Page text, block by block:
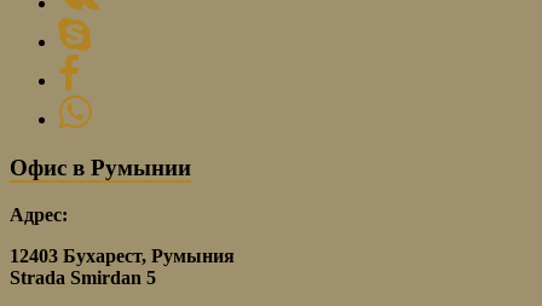
Офис в Румынии
Адрес:
12403 Бухарест, Румыния
Strada Smirdan 5